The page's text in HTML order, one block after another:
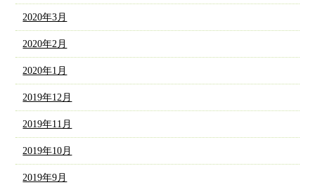
2020年3月
2020年2月
2020年1月
2019年12月
2019年11月
2019年10月
2019年9月